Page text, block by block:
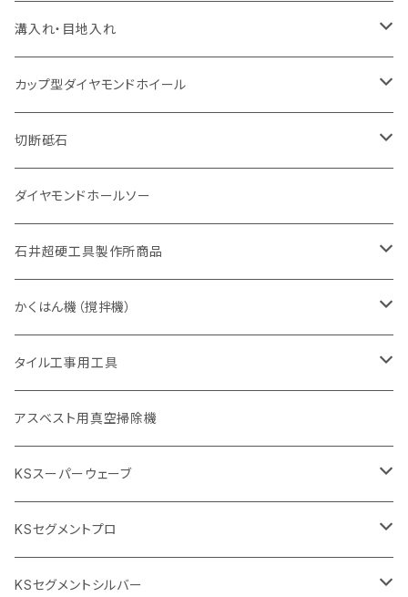
一般道路カッター用
セグメント（特殊凸凹加工チップ
セグメント
セグメント（特殊凸凹加工チップ
インターロッキング切断用
セグメントタイプ
一般道路カッター用
鋳鉄管切断用
セグメントタイプ
埋設鋳鉄管工事対応タイプ
ヒューム管・U字溝切断用
セグメント
セグメント（特殊凸凹加工チップ
アスファルト切断用
一般道路カッター用
セグメント（特殊凸凹加工チップ
セグメント
セグメント（特殊凸凹加工チップ
レンガ切断用
セグメント
セグメント（特殊凸凹加工チップ
インターロッキング切断用
セグメントタイプ
一般道路カッター用
鋳鉄管切断用
セグメントタイプ
埋設鋳鉄管工事対応タイプ
ヒューム管・U字溝切断用
セグメントタイプ
セグメント（特殊凸凹加工チップ
アスファルト切断用
一般道路カッター用
一般道路カッター用
セグメントタイプ
インターロッキング切断用
セグメントタイプ
一般道路カッター用
鋳鉄管切断用
セグメントタイプ
埋設鋳鉄管工事対応タイプ
ヒューム管・U字溝切断用
セグメントタイプ
アスファルト切断用
一般道路カッター用
有効長 250mm
有効長 370mm
Ｃロット
有効長 250mm
M27
有効長 250mm
道路（アスファルト用）
255mm（10インチ）
305mm（12インチ）
道路（コンクリート舗装面）
255mm（10インチ）
305mm（12インチ）
道路（アス・コン兼用）
305mm（12インチ）
355mm（14インチ）
溝入れ・目地入れ
V型チップ
ストレート型チップ
U型チップ
カップ型ダイヤモンドホイール
100mm（4インチ）
125mm（5インチ）
切断砥石
金属用
305mm（12インチ）
355mm（14インチ）
非金属用
305mm（12インチ）
355mm（14インチ）
ダイヤモンドホールソー
石井超硬工具製作所商品
押し切り（タイル切断機）
本体
電動切断機
本体
ダイヤモンドホイール
ブリック＆ブロック用切断機
穴あけ用工具
タイルニッパー
プロ用鏝（こて）
かくはん機（撹拌機）
本体
低速回転
高速回転
付属品
撹拌羽根
撹拌軸
タイル工事用工具
手動工具
押し切り（手動切断機
押し切り替え刃（手動切断機替え刃
電動工具
電動切断機
タイルパッチ（ビブラート
アスベスト用真空掃除機
KSスーパーウェーブ
105mm（4インチ）
125ｍｍ（5インチ）
KSセグメントプロ
105mm（4インチ）
KSセグメントシルバー